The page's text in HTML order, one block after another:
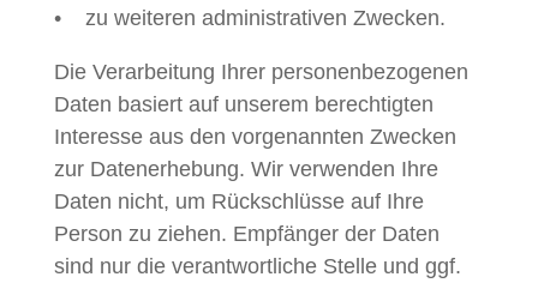
• zu weiteren administrativen Zwecken.
Die Verarbeitung Ihrer personenbezogenen
Daten basiert auf unserem berechtigten
Interesse aus den vorgenannten Zwecken
zur Datenerhebung. Wir verwenden Ihre
Daten nicht, um Rückschlüsse auf Ihre
Person zu ziehen. Empfänger der Daten
sind nur die verantwortliche Stelle und ggf.